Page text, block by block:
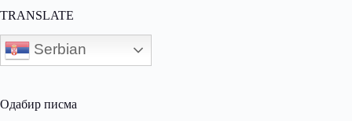
TRANSLATE
Serbian
Одабир писма